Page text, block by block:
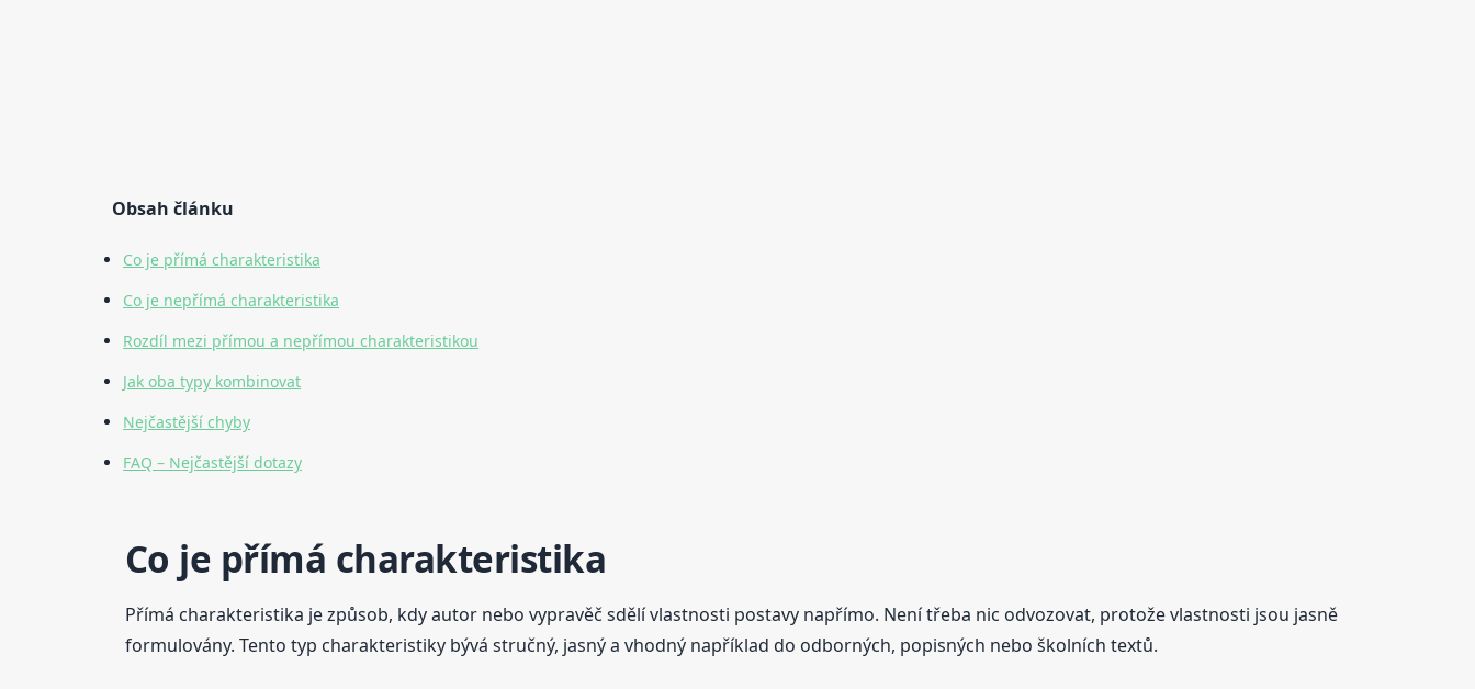
Obsah článku
Co je přímá charakteristika
Co je nepřímá charakteristika
Rozdíl mezi přímou a nepřímou charakteristikou
Jak oba typy kombinovat
Nejčastější chyby
FAQ – Nejčastější dotazy
Co je přímá charakteristika
Přímá charakteristika je způsob, kdy autor nebo vypravěč sdělí vlastnosti postavy napřímo. Není třeba nic odvozovat, protože vlastnosti jsou jasně
formulovány. Tento typ charakteristiky bývá stručný, jasný a vhodný například do odborných, popisných nebo školních textů.